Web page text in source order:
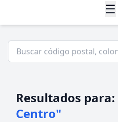
☰
Resultados para:
Centro"